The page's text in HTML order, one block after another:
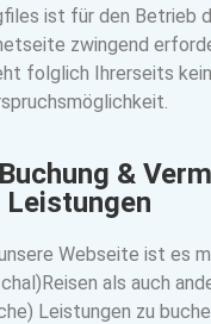
ist für den Betrieb
zwingend
folglich Ihrerseits
&
Leistungen
Webseite ist es
als auch
Leistungen zu